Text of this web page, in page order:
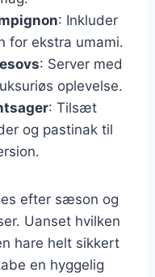
: Inkluder
for ekstra umami.
: Server med
oplevelse.
: Tilsæt
og pastinak til
efter sæson og
Uanset hvilken
hare helt sikkert
en hyggelig